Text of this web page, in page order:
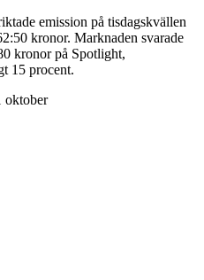
emission på tisdagskvällen
kronor. Marknaden svarade
kronor på Spotlight,
15 procent.
oktober